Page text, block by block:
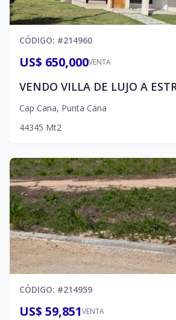
CÓDIGO: #214960
VENTA
US$ 650,000
Cap Cana, Punta Cana
44345 Mt2
CÓDIGO: #214959
VENTA
US$ 59,851